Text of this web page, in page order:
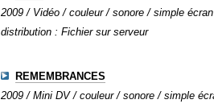
2009 / Vidéo / couleur / sonore / simple
distribution : Fichier sur serveur
REMEMBRANCES
2009 / Mini DV / couleur / sonore / simple